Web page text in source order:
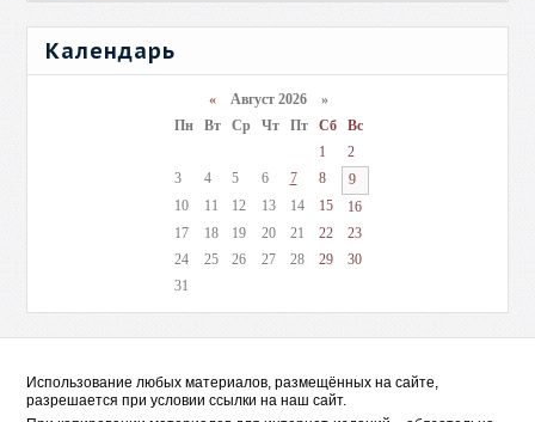
Календарь
«Август 2026 »
Пн
Вт Ср Чт Пт Сб
Вс
1
2
3
4 5 6 7 8
9
10
11 12 13 14 15
16
17
18 19 20 21 22
23
24
25 26 27 28 29
30
31
Использование любых материалов, размещённых на сайте,
разрешается при условии ссылки на наш сайт.